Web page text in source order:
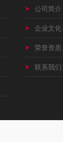
公司简介
企业文化
荣誉资质
联系我们